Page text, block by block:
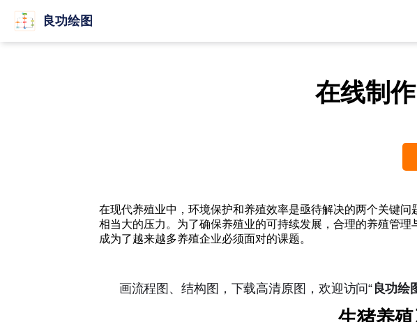
良功绘图
在线制
在现代养殖业中，环境保护和养殖效率是亟待解决的两个关键
相当大的压力。为了确保养殖业的可持续发展，合理的养殖管
成为了越来越多养殖企业必须面对的课题。